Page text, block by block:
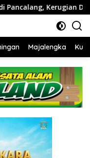
Ratusan Juta Rupiah
Majalengka